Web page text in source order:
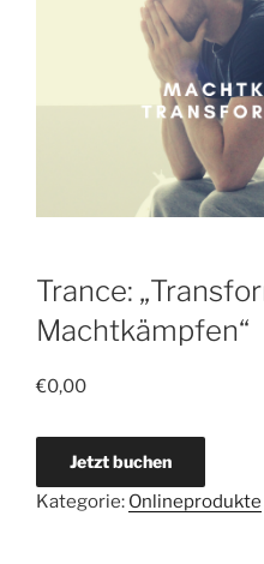
Trance:
Machtkämpfen“
€0,00
Jetzt buchen
Kategorie: Onlineprodukte